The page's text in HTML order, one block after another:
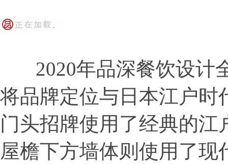
2020年品深餐饮设计
将品牌定位与日本江户时
门头招牌使用了经典的
屋檐下方墙体则使用了